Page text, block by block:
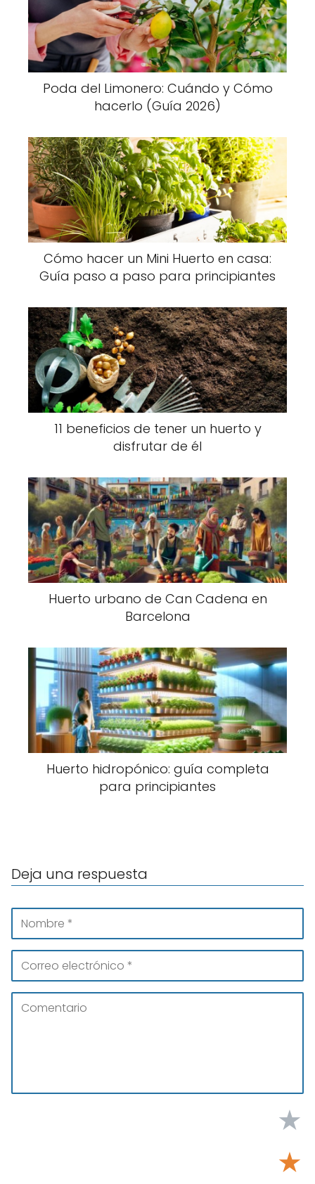
Poda del Limonero: Cuándo y Cómo
hacerlo (Guía 2026)
Cómo hacer un Mini Huerto en casa:
Guía paso a paso para principiantes
11 beneficios de tener un huerto y
disfrutar de él
Huerto urbano de Can Cadena en
Barcelona
Huerto hidropónico: guía completa
para principiantes
Deja una respuesta
★
★